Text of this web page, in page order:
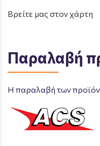
Βρείτε μας στον χάρτη
Παραλαβή
Η παραλαβή των